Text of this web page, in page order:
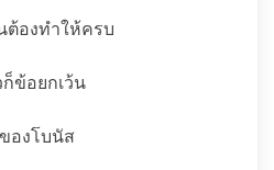
ต้องทำให้ครบ
ข้อยกเว้น
องโบนัส